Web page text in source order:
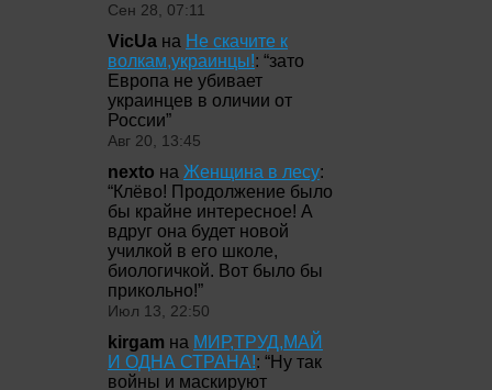
Сен 28, 07:11
VicUa на Не скачите к
волкам,украинцы!: “зато
Европа не убивает
украинцев в оличии от
России”
Авг 20, 13:45
nexto на Женщина в лесу:
“Клёво! Продолжение было
бы крайне интересное! А
вдруг она будет новой
училкой в его школе,
биологичкой. Вот было бы
прикольно!”
Июл 13, 22:50
kirgam на МИР,ТРУД,МАЙ
И ОДНА СТРАНА!: “Ну так
войны и маскируют